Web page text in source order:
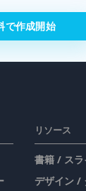
で作成開始
リソース
書籍 / ス
デザイン /